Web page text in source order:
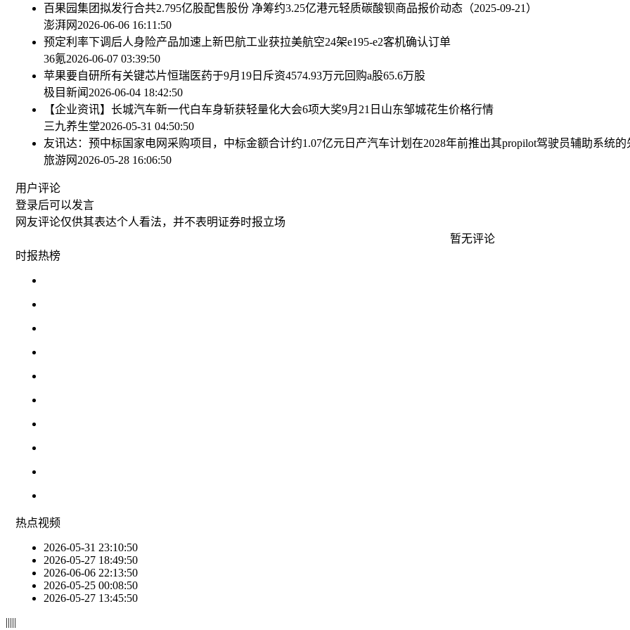
百果园集团拟发行合共2.795亿股配售股份 净筹约3.25亿港元轻质碳酸钡商品报价动态（2025-09-21）
澎湃网 2026-06-06 16:11:50
预定利率下调后人身险产品加速上新巴航工业获拉美航空24架e195-e2客机确认订单
36氪2026-06-07 03:39:50
苹果要自研所有关键芯片恒瑞医药于9月19日斥资4574.93万元回购a股65.6万股
极目新闻 2026-06-04 18:42:50
【企业资讯】长城汽车新一代白车身斩获轻量化大会6项大奖9月21日山东邹城花生价格行情
三九养生堂2026-05-31 04:50:50
友讯达：预中标国家电网采购项目，中标金额合计约1.07亿元 日产汽车计划在2028年前推出其propilot驾驶员辅助系统
旅游网 2026-05-28 16:06:50
用户评论
登录后可以发言
网友评论仅供其表达个人看法，并不表明证券时报立场
暂无评论
时报热榜
热点视频
2026-05-31 23:10:50
2026-05-27 18:49:50
2026-06-06 22:13:50
2026-05-25 00:08:50
2026-05-27 13:45:50
|||||